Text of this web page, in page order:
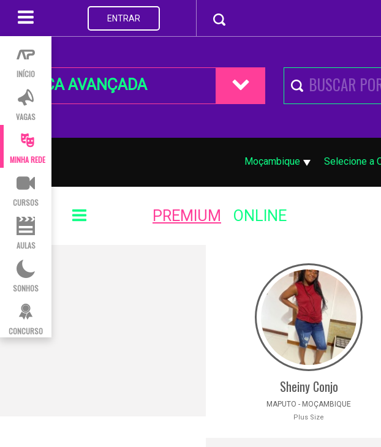
INÍCIO
VAGAS
MINHA REDE
CURSOS
AULAS
SONHOS
CONCURSO
ENTRAR
BUSCA AVANÇADA
Moçambique Selecione a
PREMIUM ONLINE
Sheiny Conjo
MAPUTO - MOÇAMBIQUE
Plus Size